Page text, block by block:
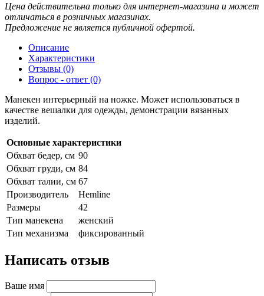
Цена действительна только для интернет-магазина и может
отличаться в розничных магазинах.
Предложение не является публичной офертой.
Описание
Характеристики
Отзывы (0)
Вопрос - ответ (0)
Манекен интерьерный на ножке. Может использоваться в
качестве вешалки для одежды, демонстрации вязанных
изделий.
Основные характеристики
Обхват бедер, см 90
Обхват груди, см 84
Обхват талии, см 67
Производитель
Hemline
Размеры
42
Тип манекена
женский
Тип механизма
фиксированный
Написать отзыв
Ваше имя